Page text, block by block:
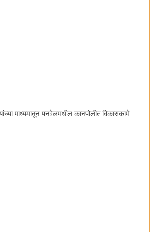
माध्यमातून पनवेलमधील कानपोलीत विकासकामे